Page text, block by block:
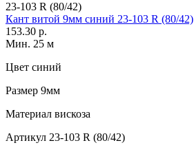
23-103 R (80/42)
Кант витой 9мм синий 23-103 R (80/42)
153.30 р.
Мин. 25 м
Цвет синий
Размер 9мм
Материал вискоза
Артикул 23-103 R (80/42)